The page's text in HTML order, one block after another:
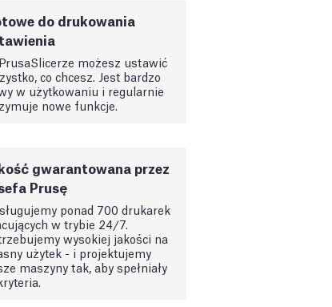
do drukowania
możesz ustawić
co chcesz. Jest bardzo
w użytkowaniu i regularnie
nowe funkcje.
gwarantowana przez
Prusę
ponad 700 drukarek
w trybie 24/7.
wysokiej jakości na
użytek - i projektujemy
maszyny tak, aby spełniały